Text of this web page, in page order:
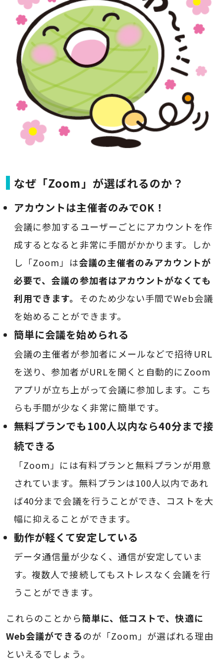
なぜ「Zoom」が選ばれるのか？
アカウントは主催者のみでOK！
会議に参加するユーザーごとにアカウントを作
成するとなると非常に手間がかかります。しか
し「Zoom」は会議の主催者のみアカウントが
必要で、会議の参加者はアカウントがなくても
利用できます。 そのため少ない手間でWeb会議
を始めることができます。
簡単に会議を始められる
会議の主催者が参加者にメールなどで招待URL
を送り、参加者がURLを開くと自動的にZoom
アプリが立ち上がって会議に参加します。こち
らも手間が少なく非常に簡単です。
無料プランでも100人以内なら40分まで接
続できる
「Zoom」には有料プランと無料プランが用意
されています。無料プランは100人以内であれ
ば40分まで会議を行うことができ、コストを大
幅に抑えることができます。
動作が軽くて安定している
データ通信量が少なく、通信が安定していま
す。複数人で接続してもストレスなく会議を行
うことができます。
これらのことから簡単に、低コストで、快適に
Web会議ができるのが「Zoom」が選ばれる理由
といえるでしょう。